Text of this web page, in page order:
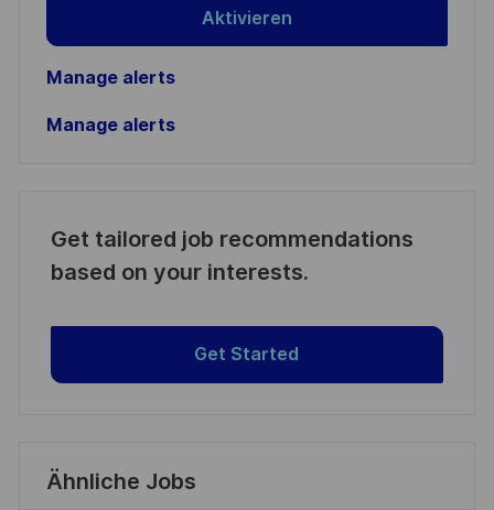
Aktivieren
Manage alerts
Manage alerts
Get tailored job recommendations
based on your interests.
Get Started
Ähnliche Jobs